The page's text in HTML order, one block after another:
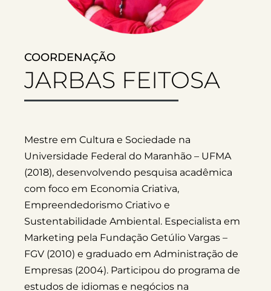
COORDENAÇÃO
JARBAS FEITOSA
Mestre em Cultura e Sociedade na
Universidade Federal do Maranhão – UFMA
(2018), desenvolvendo pesquisa acadêmica
com foco em Economia Criativa,
Empreendedorismo Criativo e
Sustentabilidade Ambiental. Especialista em
Marketing pela Fundação Getúlio Vargas –
FGV (2010) e graduado em Administração de
Empresas (2004). Participou do programa de
estudos de idiomas e negócios na